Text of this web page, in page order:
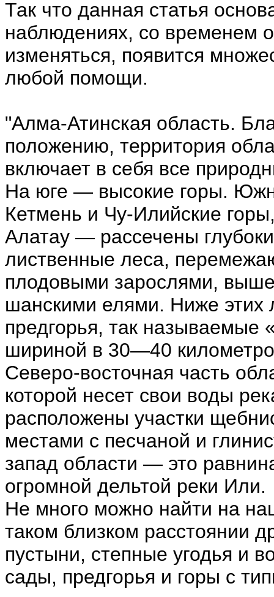
Так что данная статья
наблюдениях, со временем
изменяться, появится
любой помощи.
"Алма-Атинская область.
положению, территория
включает в себя все
На юге — высокие горы.
Кетмень и Чу-Илийские
Алатау — рассечены
лиственные леса,
плодовыми зарослями,
шанскими елями. Ниже этих
предгорья, так называемые
шириной в 30—40
Северо-восточная часть
которой несет свои воды
расположены участки
местами с песчаной и
запад области — это
огромной дельтой реки Или.
Не много можно найти на
таком близком расстоянии
пустыни, степные угодья и
сады, предгорья и горы с